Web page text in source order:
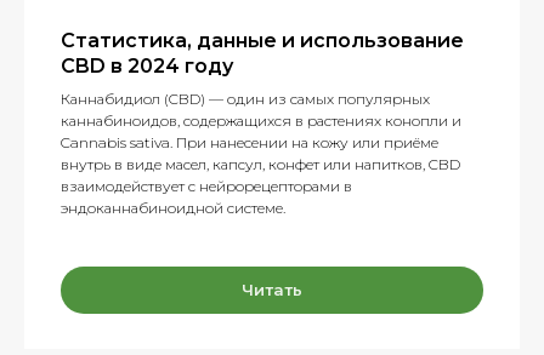
Статистика, данные и использование
CBD в 2024 году
Каннабидиол (CBD) — один из самых популярных
каннабиноидов, содержащихся в растениях конопли и
Cannabis sativa. При нанесении на кожу или приёме
внутрь в виде масел, капсул, конфет или напитков, CBD
взаимодействует с нейрорецепторами в
эндоканнабиноидной системе.
Читать